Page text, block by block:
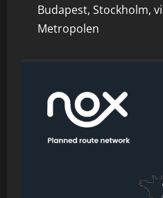
Budapest, Stockholm,
Metropolen